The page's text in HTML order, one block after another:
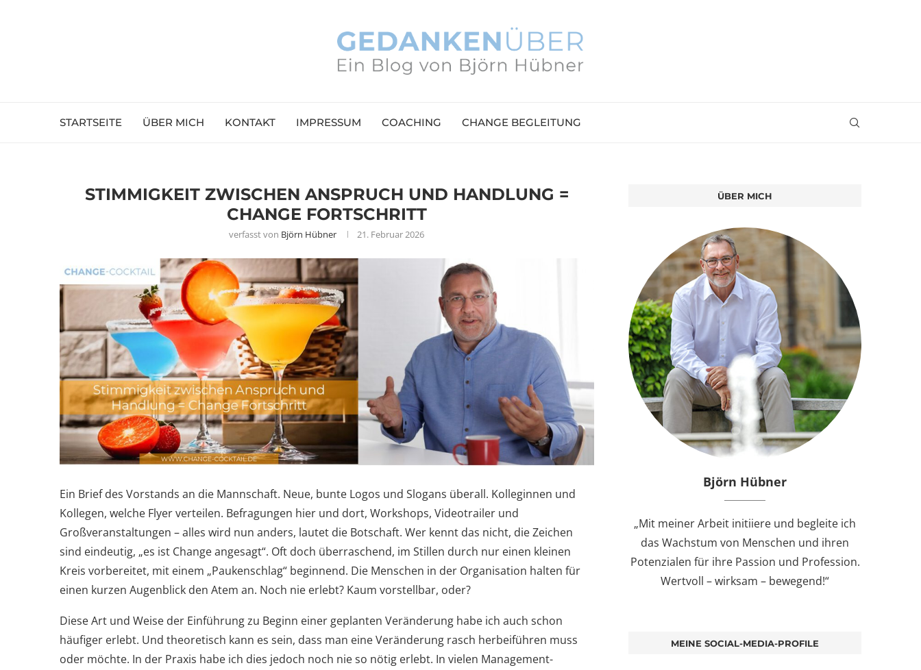
STARTSEITE ÜBER MICH KONTAKT IMPRESSUM COACHING CHANGE BEGLEITUNG
STIMMIGKEIT ZWISCHEN ANSPRUCH UND HANDLUNG =
CHANGE FORTSCHRITT
verfasst von Björn Hübner 21. Februar 2026
Ein Brief des Vorstands an die Mannschaft. Neue, bunte Logos und Slogans überall. Kolleginnen und
Kollegen, welche Flyer verteilen. Befragungen hier und dort, Workshops, Videotrailer und
Großveranstaltungen – alles wird nun anders, lautet die Botschaft. Wer kennt das nicht, die Zeichen
sind eindeutig, „es ist Change angesagt“. Oft doch überraschend, im Stillen durch nur einen kleinen
Kreis vorbereitet, mit einem „Paukenschlag“ beginnend. Die Menschen in der Organisation halten für
einen kurzen Augenblick den Atem an. Noch nie erlebt? Kaum vorstellbar, oder?
Diese Art und Weise der Einführung zu Beginn einer geplanten Veränderung habe ich auch schon
häufiger erlebt. Und theoretisch kann es sein, dass man eine Veränderung rasch herbeiführen muss
oder möchte. In der Praxis habe ich dies jedoch noch nie so nötig erlebt. In vielen Management-
ÜBER MICH
Björn Hübner
„Mit meiner Arbeit initiiere und begleite ich
das Wachstum von Menschen und ihren
Potenzialen für ihre Passion und Profession.
Wertvoll – wirksam – bewegend!“
MEINE SOCIAL-MEDIA-PROFILE